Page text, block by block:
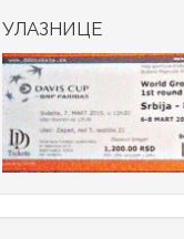
УЛАЗНИЦЕ